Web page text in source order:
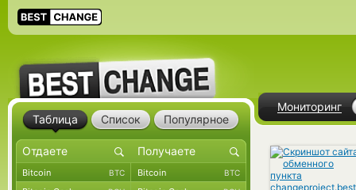
Мониторинг
Таблица Список Популярное
Bitcoin BTC Bitcoin BTC